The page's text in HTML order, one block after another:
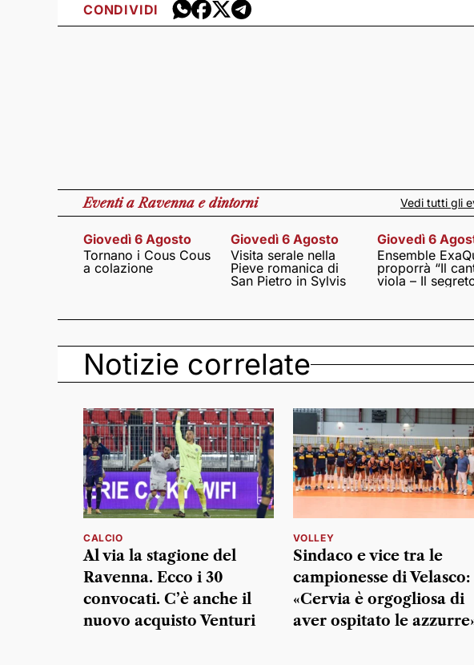
CONDIVIDI
Eventia Ravenna e dintorni Vedi tutti gli
Giovedì 6 Agosto
Tornano i Cous Cous
a colazione
Giovedì 6 Agosto
Visita serale nella
Pieve romanica di
San Pietro in Sylvis
Giovedì 6
Ensemble
proporrà “Il
viola – Il
Notizie correlate
CALCIO
Al via la stagione del
Ravenna. Ecco i 30
convocati. C’è anche il
nuovo acquisto Venturi
VOLLEY
Sindaco e vice tra le
campionesse di Velasco:
«Cervia è orgogliosa di
aver ospitato le